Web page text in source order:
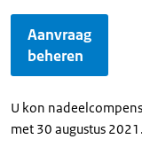
Aanvraag
beheren
U kon
met 30 augustus 2021.